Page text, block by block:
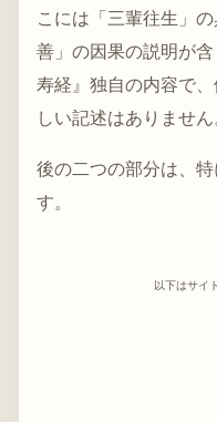
こには「三輩往生」
善」の因果の説明が
寿経』独自の内容で
しい記述はありません
後の二つの部分は、
す。
以下はサイ